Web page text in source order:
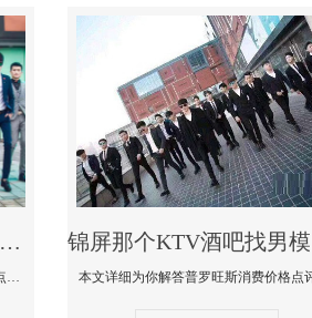
锦屏KTV男模小费价格哪家便宜-宝马会KTV消费口碑点评
本文详细为你解答宝马会KTV消费价格点评，更多关于KTV男模小费价格哪家便宜免费咨询150 99997335微信同步！